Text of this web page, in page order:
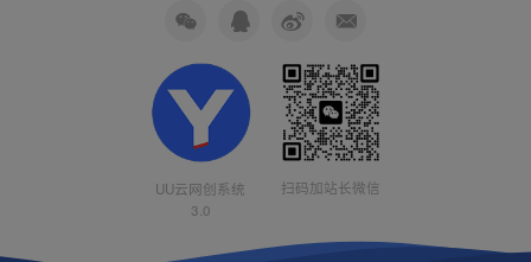
UU云网创系统
3.0
扫码加站长微信